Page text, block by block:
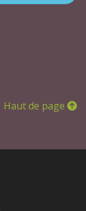
Haut de page